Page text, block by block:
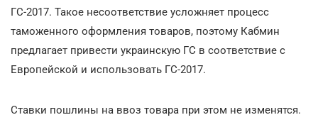
ГС-2017. Такое несоответствие усложняет процесс
таможенного оформления товаров, поэтому Кабмин
предлагает привести украинскую ГС в соответствие с
Европейской и использовать ГС-2017.
Ставки пошлины на ввоз товара при этом не изменятся.